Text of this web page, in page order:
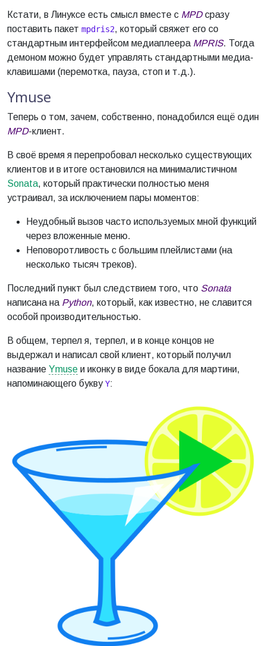
Кстати, в Линуксе есть смысл вместе с MPDсразу
поставить пакет mpdris2, который свяжет его со
стандартным интерфейсом медиаплеера MPRIS. Тогда
демоном можно будет управлять стандартными медиа-
клавишами (перемотка, пауза, стоп и т.д.).
Ymuse
Теперь о том, зачем, собственно, понадобился ещё один
MPD-клиент.
В своё время я перепробовал несколько существующих
клиентов и в итоге остановился на минималистичном
Sonata, который практически полностью меня
устраивал, за исключением пары моментов:
Неудобный вызов часто используемых мной функций
через вложенные меню.
Неповоротливость с большим плейлистами (на
несколько тысяч треков).
Последний пункт был следствием того, что Sonata
написана на Python, который, как известно, не славится
особой производительностью.
В общем, терпел я, терпел, и в конце концов не
выдержал и написал свой клиент, который получил
название Ymuse и иконку в виде бокала для мартини,
напоминающего буквуY: